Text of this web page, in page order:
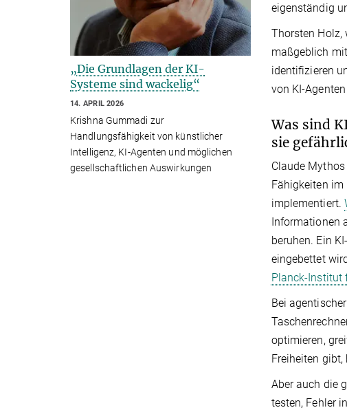
eigenständig
Thorsten Holz,
maßgeblich
identifizieren
von KI-
Was sind
sie
Claude
Fähigkeiten im
implementiert.
Informationen
beruhen. Ein
eingebettet
Planck-Institut
Bei
optimieren,
Freiheiten
Aber auch die
testen, Fehler
„Die Grundlagen der KI-
Systeme sind wackelig“
14. APRIL 2026
Krishna Gummadi zur
Handlungsfähigkeit von künstlicher
Intelligenz, KI-Agenten und möglichen
gesellschaftlichen Auswirkungen